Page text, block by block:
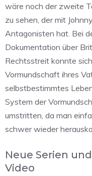
wäre noch der zweite
zu sehen, der mit
Antagonisten hat. Bei
Dokumentation über
Rechtsstreit konnte
Vormundschaft ihres
selbstbestimmtes
System der
umstritten, da man
schwer wieder
Neue Serien
Video